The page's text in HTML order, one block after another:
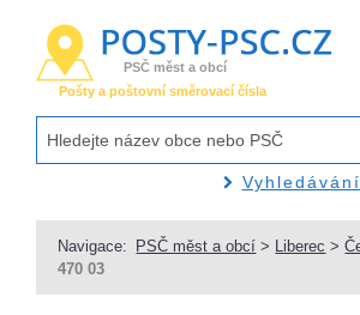
PSČ měst a obcí
Pošty a poštovní směrovací čísla
Navigace: PSČ měst a obcí > Liberec >
470 03